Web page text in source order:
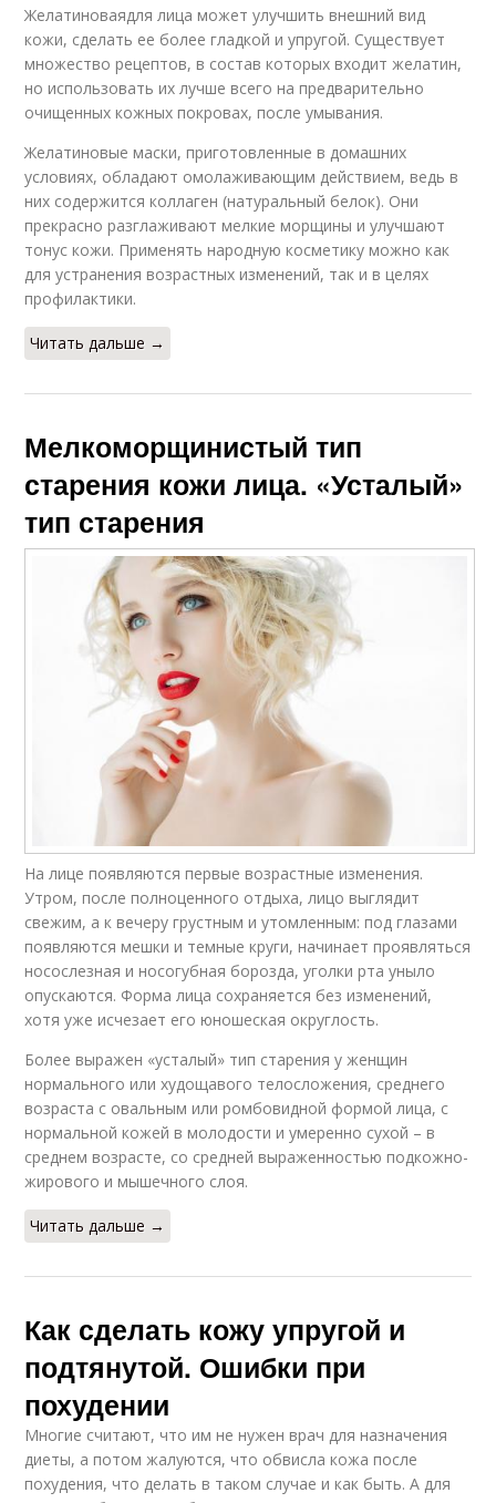
Желатиноваядля лица может улучшить внешний вид
кожи, сделать ее более гладкой и упругой. Существует
множество рецептов, в состав которых входит желатин,
но использовать их лучше всего на предварительно
очищенных кожных покровах, после умывания.
Желатиновые маски, приготовленные в домашних
условиях, обладают омолаживающим действием, ведь в
них содержится коллаген (натуральный белок). Они
прекрасно разглаживают мелкие морщины и улучшают
тонус кожи. Применять народную косметику можно как
для устранения возрастных изменений, так и в целях
профилактики.
Читать дальше →
Мелкоморщинистый тип
старения кожи лица. «Усталый»
тип старения
На лице появляются первые возрастные изменения.
Утром, после полноценного отдыха, лицо выглядит
свежим, а к вечеру грустным и утомленным: под глазами
появляются мешки и темные круги, начинает проявляться
носослезная и носогубная борозда, уголки рта уныло
опускаются. Форма лица сохраняется без изменений,
хотя уже исчезает его юношеская округлость.
Более выражен «усталый» тип старения у женщин
нормального или худощавого телосложения, среднего
возраста с овальным или ромбовидной формой лица, с
нормальной кожей в молодости и умеренно сухой – в
среднем возрасте, со средней выраженностью подкожно-
жирового и мышечного слоя.
Читать дальше →
Как сделать кожу упругой и
подтянутой. Ошибки при
похудении
Многие считают, что им не нужен врач для назначения
диеты, а потом жалуются, что обвисла кожа после
похудения, что делать в таком случае и как быть. А для